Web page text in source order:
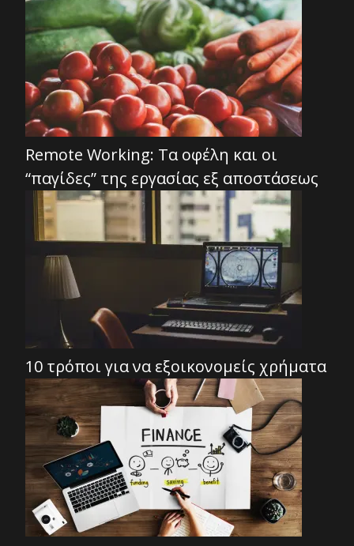
Remote Working: Τα οφέλη και οι
“παγίδες” της εργασίας εξ αποστάσεως
10 τρόποι για να εξοικονομείς χρήματα